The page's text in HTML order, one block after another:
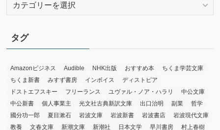
リ
ー
タグ
Amazonビジネス Audible NHK出版 おすすめ本
ちくま学芸文庫
ちくま新書
みすず書房 インボイス
ディストピア
ドストエフスキー
フリーランス ユヴァル・ノア・ハラリ
中公文庫
中公新書
個人事業主 光文社古典新訳文庫 出口治明 副業
哲学
國分功一郎
夏目漱石 岩波文庫 岩波新書 岩波書店
岩波現代文庫
教養
文春文庫 新潮文庫 新潮社 日本文学 早川書房 村上春樹